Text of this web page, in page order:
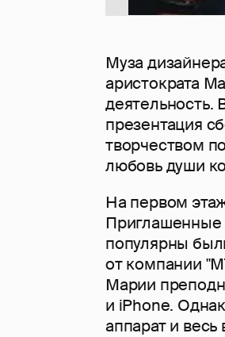
Муза
аристократа
деятельность.
презентация
творчеством
любовь души
На первом
Приглашенные
популярны
от компании
Марии
и iPhone.
аппарат и весь